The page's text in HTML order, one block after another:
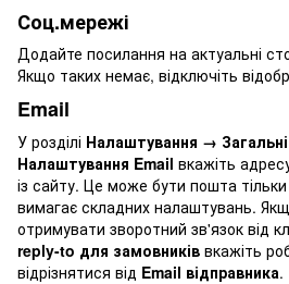
Соц.мережі
Додайте посилання на актуальні
Якщо таких немає, відключіть
Email
У розділі Налаштування →
Налаштування Email вкажіть
із сайту. Це може бути пошта
вимагає складних налаштувань.
отримувати зворотний зв'язок від
reply-to для замовників вкажіть
відрізнятися від Email відправника.